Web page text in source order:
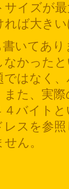
サイズが
れば大き
いてあり
かった
ではなく
また、実
４バイト
レスを参
ん。